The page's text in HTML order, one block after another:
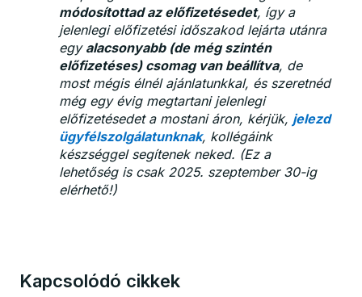
módosítottad az előfizetésedet, így a
jelenlegi előfizetési időszakod lejárta utánra
egy alacsonyabb (de még szintén
előfizetéses) csomag van beállítva, de
most mégis élnél ajánlatunkkal, és szeretnéd
még egy évig megtartani jelenlegi
előfizetésedet a mostani áron, kérjük, jelezd
ügyfélszolgálatunknak, kollégáink
készséggel segítenek neked. (Ez a
lehetőség is csak 2025. szeptember 30-ig
elérhető!)
Kapcsolódó cikkek